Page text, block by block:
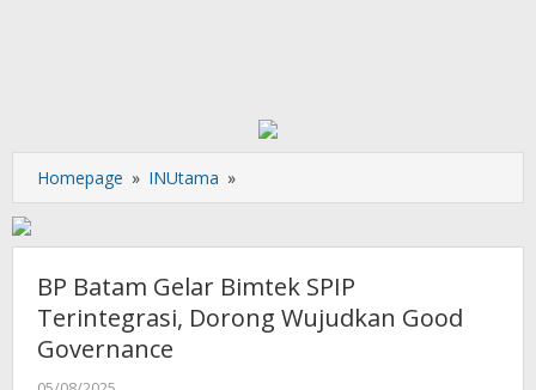
Homepage » INUtama »
Batam
Bimtek
SPIP
Terintegrasi,
Dorong
BP Batam Gelar Bimtek SPIP
Terintegrasi, Dorong Wujudkan Good
Governance